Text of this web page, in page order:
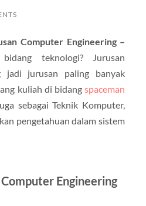
Computer Engineering –
teknologi? Jurusan
jadi jurusan paling banyak
kuliah di bidangspaceman
sebagai Teknik Komputer,
pengetahuan dalam sistem
Engineering